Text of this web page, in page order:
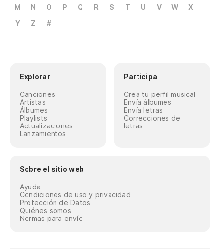
M
N O P Q R S T U V W
X
Y
Z #
Explorar
Canciones
Artistas
Álbumes
Playlists
Actualizaciones
Lanzamientos
Participa
Crea tu perfil musical
Envía álbumes
Envía letras
Correcciones de
letras
Sobre el sitio web
Ayuda
Condiciones de uso y privacidad
Protección de Datos
Quiénes somos
Normas para envío